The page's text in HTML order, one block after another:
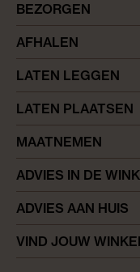
BEZORGEN
AFHALEN
LATEN LEGGEN
LATEN PLAATSEN
MAATNEMEN
ADVIES IN DE
ADVIES AAN HUIS
VIND JOUW